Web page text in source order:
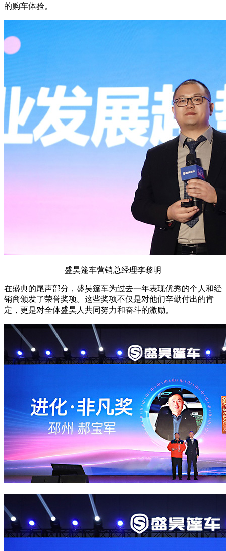
的购车体验。
盛昊篷车营销总经理李黎明
在盛典的尾声部分，盛昊篷车为过去一年表现优秀的个人和经
销商颁发了荣誉奖项。这些奖项不仅是对他们辛勤付出的肯
定，更是对全体盛昊人共同努力和奋斗的激励。